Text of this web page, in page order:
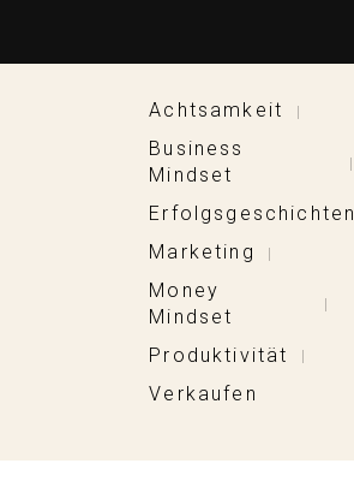
Achtsamkeit |
Business
Mindset
|
Erfolgsgeschichten
Marketing |
Money
Mindset
|
Produktivität |
Verkaufen